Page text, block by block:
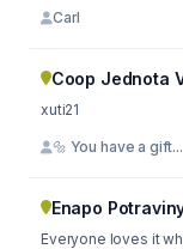
Carl
Coop Jednota
xuti21
🔩 You have a gift...
Enapo
Everyone loves it when